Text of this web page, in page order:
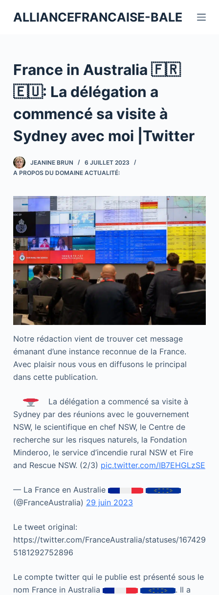
a
e
a
u
c
n
e
n
ALLIANCEFRANCAISE-BALE
France in Australia 🇫🇷
🇪🇺: La délégation a
commencé sa visite à
Sydney avec moi |Twitter
JEANINE BRUN
6 JUILLET 2023
A PROPOS DU DOMAINE ACTUALITÉ:
Notre rédaction vient de trouver cet message
émanant d’une instance reconnue de la France.
Avec plaisir nous vous en diffusons le principal
dans cette publication.
La délégation a commencé sa visite à
Sydney par des réunions avec le gouvernement
NSW, le scientifique en chef NSW, le Centre de
recherche sur les risques naturels, la Fondation
Minderoo, le service d’incendie rural NSW et Fire
and Rescue NSW. (2/3) pic.twitter.com/IB7EHGLzSE
— La France en Australie
(@FranceAustralia) 29 juin 2023
Le tweet original:
https://twitter.com/FranceAustralia/statuses/167429
5181292752896
Le compte twitter qui le publie est présenté sous le
nom France in Australia
. Il a